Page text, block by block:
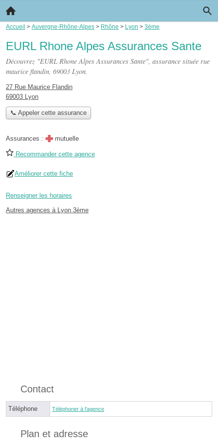
Accueil > Auvergne-Rhône-Alpes > Rhône > Lyon > 3ème
EURL Rhone Alpes Assurances Sante
Découvrez "EURL Rhone Alpes Assurances Sante", assurance située rue
maurice flandin, 69003 Lyon.
27 Rue Maurice Flandin
69003 Lyon
📞 Appeler cette assurance
Assurances : mutuelle
Recommander cette agence
Améliorer cette fiche
Renseigner les horaires
Autres agences à Lyon 3ème
Contact
Téléphone Téléphoner à l'agence
Plan et adresse